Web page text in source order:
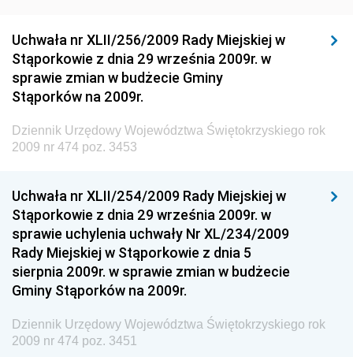
Środowiska
Dziennik Urzędowy Ministerstwa Administracji,
Gospodarki Terenowej i Ochrony Środowiska
Gospodarki Przestrzennej
Dziennik Urzędowy Ministerstwa Przemysłu
Chemicznego i Lekkiego
Dziennik Urzędowy Ministerstwa Rolnictwa i
Gospodarki Żywnościowej
Społecznej
Dziennik Urzędowy Ministra Cyfryzacji
Uchwała nr XLII/256/2009 Rady Miejskiej w
Stąporkowie z dnia 29 września 2009r. w
sprawie zmian w budżecie Gminy
Stąporków na 2009r.
Dziennik Urzędowy Województwa Świętokrzyskiego rok
2009 nr 474 poz. 3453
Uchwała nr XLII/254/2009 Rady Miejskiej w
Stąporkowie z dnia 29 września 2009r. w
sprawie uchylenia uchwały Nr XL/234/2009
Rady Miejskiej w Stąporkowie z dnia 5
sierpnia 2009r. w sprawie zmian w budżecie
Gminy Stąporków na 2009r.
Dziennik Urzędowy Województwa Świętokrzyskiego rok
2009 nr 474 poz. 3451